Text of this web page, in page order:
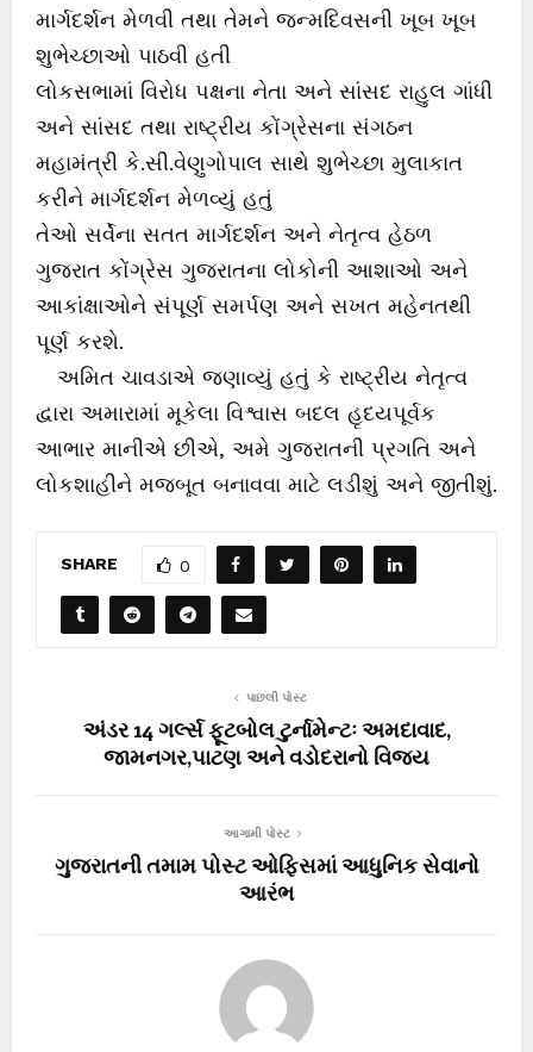
માર્ગદર્શન મેળવી તથા તેમને જન્મદિવસની ખૂબ ખૂબ
શુભેચ્છાઓ પાઠવી હતી
લોકસભામાં વિરોધ પક્ષના નેતા અને સાંસદ રાહુલ ગાંધી
અને સાંસદ તથા રાષ્ટ્રીય કોંગ્રેસના સંગઠન
મહામંત્રી કે.સી.વેણુગોપાલ સાથે શુભેચ્છા મુલાકાત
કરીને માર્ગદર્શન મેળવ્યું હતું
તેઓ સર્વેના સતત માર્ગદર્શન અને નેતૃત્વ હેઠળ
ગુજરાત કોંગ્રેસ ગુજરાતના લોકોની આશાઓ અને
આકાંક્ષાઓને સંપૂર્ણ સમર્પણ અને સખત મહેનતથી
પૂર્ણ કરશે.
અમિત ચાવડાએ જણાવ્યું હતું કે રાષ્ટ્રીય નેતૃત્વ
દ્વારા અમારામાં મૂકેલા વિશ્વાસ બદલ હૃદયપૂર્વક
આભાર માનીએ છીએ, અમે ગુજરાતની પ્રગતિ અને
લોકશાહીને મજબૂત બનાવવા માટે લડીશું અને જીતીશું.
SHARE 0
પાછલી પોસ્ટ
અંડર 14 ગર્લ્સ ફૂટબોલ ટુર્નામેન્ટઃ અમદાવાદ,
જામનગર,પાટણ અને વડોદરાનો વિજય
આગામી પોસ્ટ
ગુજરાતની તમામ પોસ્ટ ઓફિસમાં આધુનિક સેવાનો
આરંભ